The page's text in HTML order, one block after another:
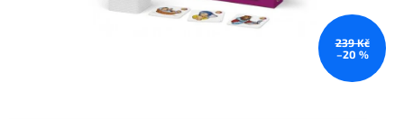
239 Kč
–20 %